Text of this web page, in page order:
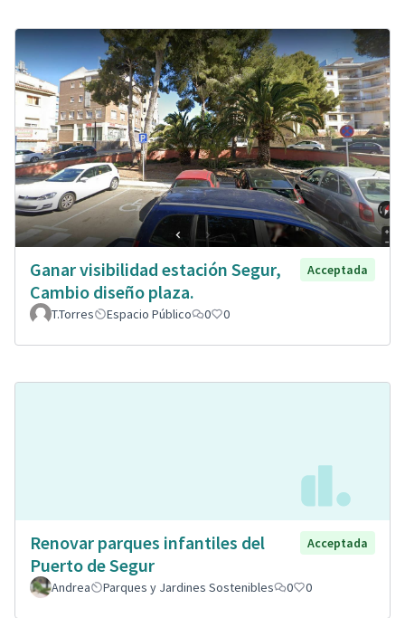
Ganar visibilidad estación Segur,
Cambio diseño plaza.
Acceptada
T.Torres Espacio Público 0 0
Renovar parques infantiles del
Puerto de Segur
Acceptada
Andrea Parques y Jardines Sostenibles 0 0